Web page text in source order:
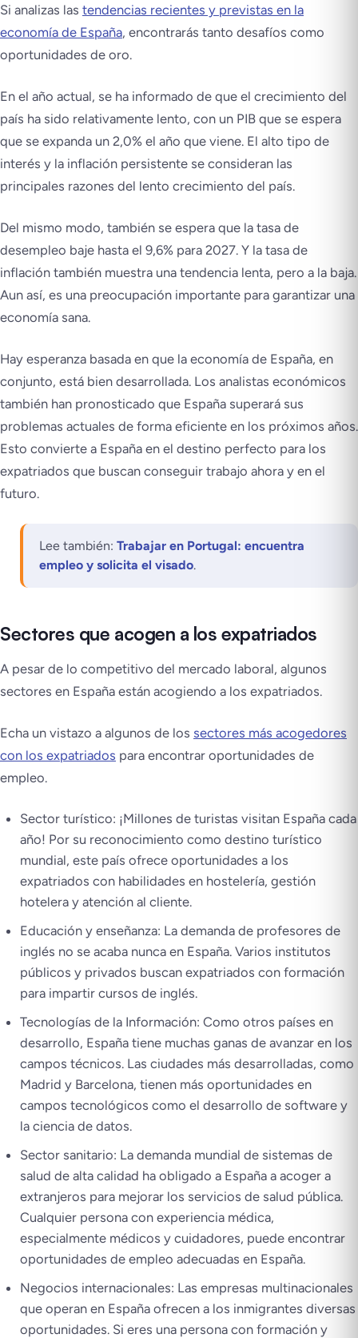
Si analizas las tendencias recientes y previstas en la
economía de España, encontrarás tanto desafíos como
oportunidades de oro.
En el año actual, se ha informado de que el crecimiento del
país ha sido relativamente lento, con un PIB que se espera
que se expanda un 2,0% el año que viene. El alto tipo de
interés y la inflación persistente se consideran las
principales razones del lento crecimiento del país.
Del mismo modo, también se espera que la tasa de
desempleo baje hasta el 9,6% para 2027. Y la tasa de
inflación también muestra una tendencia lenta, pero a la baja.
Aun así, es una preocupación importante para garantizar una
economía sana.
Hay esperanza basada en que la economía de España, en
conjunto, está bien desarrollada. Los analistas económicos
también han pronosticado que España superará sus
problemas actuales de forma eficiente en los próximos años.
Esto convierte a España en el destino perfecto para los
expatriados que buscan conseguir trabajo ahora y en el
futuro.
Lee también: Trabajar en Portugal: encuentra
empleo y solicita el visado.
Sectores que acogen a los expatriados
A pesar de lo competitivo del mercado laboral, algunos
sectores en España están acogiendo a los expatriados.
Echa un vistazo a algunos de los sectores más acogedores
con los expatriados para encontrar oportunidades de
empleo.
Sector turístico: ¡Millones de turistas visitan España cada
año! Por su reconocimiento como destino turístico
mundial, este país ofrece oportunidades a los
expatriados con habilidades en hostelería, gestión
hotelera y atención al cliente.
Educación y enseñanza: La demanda de profesores de
inglés no se acaba nunca en España. Varios institutos
públicos y privados buscan expatriados con formación
para impartir cursos de inglés.
Tecnologías de la Información: Como otros países en
desarrollo, España tiene muchas ganas de avanzar en los
campos técnicos. Las ciudades más desarrolladas, como
Madrid y Barcelona, tienen más oportunidades en
campos tecnológicos como el desarrollo de software y
la ciencia de datos.
Sector sanitario: La demanda mundial de sistemas de
salud de alta calidad ha obligado a España a acoger a
extranjeros para mejorar los servicios de salud pública.
Cualquier persona con experiencia médica,
especialmente médicos y cuidadores, puede encontrar
oportunidades de empleo adecuadas en España.
Negocios internacionales: Las empresas multinacionales
que operan en España ofrecen a los inmigrantes diversas
oportunidades. Si eres una persona con formación y